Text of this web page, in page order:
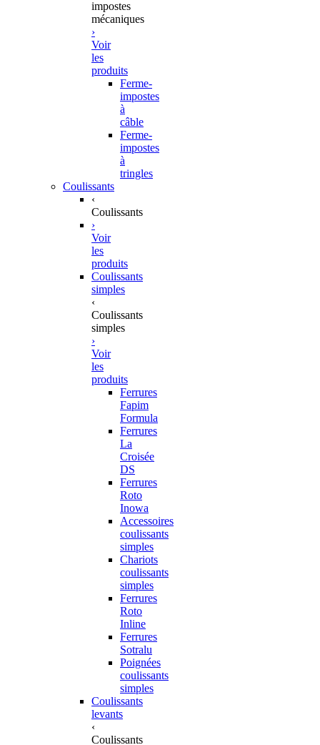
impostes
mécaniques
›
Voir
les
produits
Ferme-
impostes
à
câble
Ferme-
impostes
à
tringles
Coulissants
‹
Coulissants
›
Voir
les
produits
Coulissants
simples
‹
Coulissants
simples
›
Voir
les
produits
Ferrures
Fapim
Formula
Ferrures
La
Croisée
DS
Ferrures
Roto
Inowa
Accessoires
coulissants
simples
Chariots
coulissants
simples
Ferrures
Roto
Inline
Ferrures
Sotralu
Poignées
coulissants
simples
Coulissants
levants
‹
Coulissants